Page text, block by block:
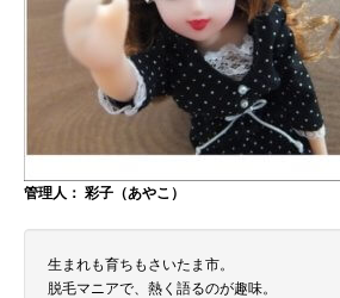
管理人： 彩子（あやこ）
生まれも育ちもさいたま市。
脱毛マニアで、熱く語るのが趣味。